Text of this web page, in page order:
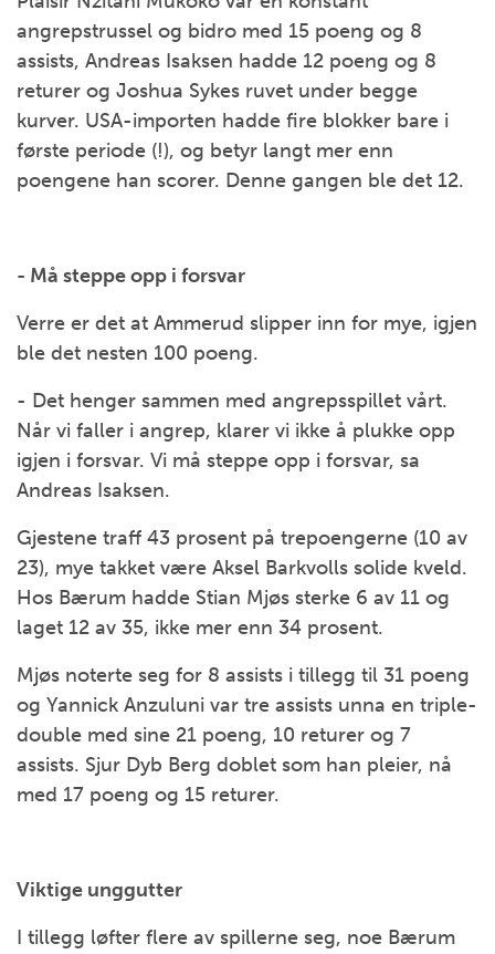
angrepstrussel og bidro med 15 poeng og 8
assists, Andreas Isaksen hadde 12 poeng og 8
returer og Joshua Sykes ruvet under begge
kurver. USA-importen hadde fire blokker bare i
første periode (!), og betyr langt mer enn
poengene han scorer. Denne gangen ble det 12.
- Må steppe opp i forsvar
Verre er det at Ammerud slipper inn for mye, igjen
ble det nesten 100 poeng.
- Det henger sammen med angrepsspillet vårt.
Når vi faller i angrep, klarer vi ikke å plukke opp
igjen i forsvar. Vi må steppe opp i forsvar, sa
Andreas Isaksen.
Gjestene traff 43 prosent på trepoengerne (10 av
23), mye takket være Aksel Barkvolls solide kveld.
Hos Bærum hadde Stian Mjøs sterke 6 av 11 og
laget 12 av 35, ikke mer enn 34 prosent.
Mjøs noterte seg for 8 assists i tillegg til 31 poeng
og Yannick Anzuluni var tre assists unna en triple-
double med sine 21 poeng, 10 returer og 7
assists. Sjur Dyb Berg doblet som han pleier, nå
med 17 poeng og 15 returer.
Viktige unggutter
I tillegg løfter flere av spillerne seg, noe Bærum